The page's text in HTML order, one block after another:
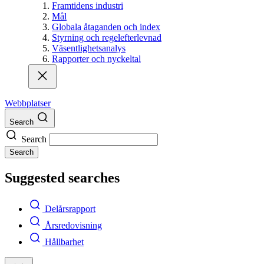
Framtidens industri
Mål
Globala åtaganden och index
Styrning och regelefterlevnad
Väsentlighetsanalys
Rapporter och nyckeltal
Webbplatser
Search
Search
Search
Suggested searches
Delårsrapport
Årsredovisning
Hållbarhet